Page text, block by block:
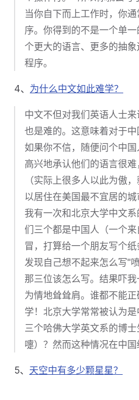
当你自下而上工作时，你
序。你得到的不是一个单
个更大的语言、更多的抽
程序。
4、 为什么中文如此难学？
中文不但对我们英语人士
也是难的。这意味着对于中
如果你不信，随便问个中
高兴地承认他们的语言很难
（实际上很多人以此为傲
以居住在美国最不宜居的城
我有一次和北京大学中文
们三个都是中国人（一个
冒，打算给一个朋友写个
发现自己想不起来怎么写"
那三位该怎么写。结果吓
为情地耸耸肩。谁都不能
学！北京大学常常被认为
三个哈佛大学英文系的博
嚏）？然而这种情况在中国
5、 天空中有多少颗星星？